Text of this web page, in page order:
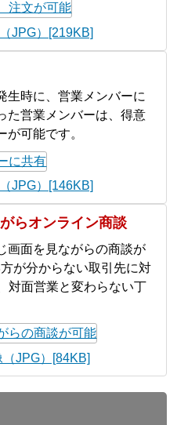
JPG）[219KB]
生時に、営業メンバーに
た営業メンバーは、得意
が可能です。
JPG）[146KB]
らオンライン商談
画面を見ながらの商談が
が分からない取引先に対
対面営業と変わらない丁
JPG）[84KB]